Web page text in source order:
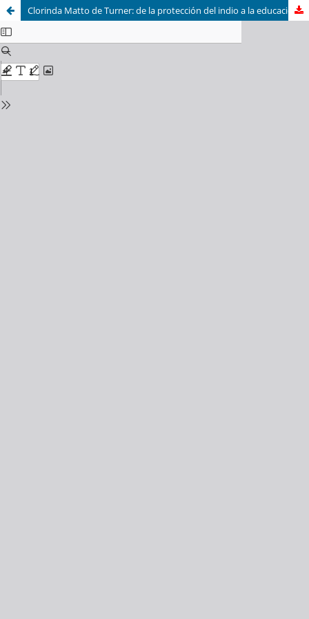
Clorinda Matto de Turner: de la protección del indio a la educación de la mujer